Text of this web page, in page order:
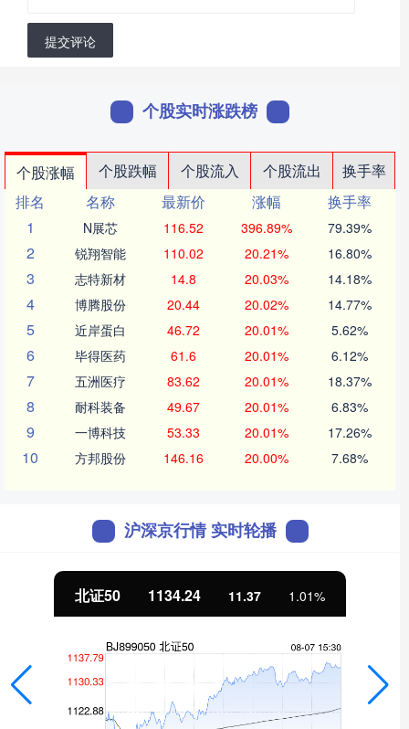
提交评论
个股实时涨跌榜
个股涨幅 个股跌幅 个股流入 个股流出
换手率
排名
名称 最新价 涨幅
换手率
1
N展芯 116.52 396.89% 79.39%
2 锐翔智能 110.02 20.21% 16.80%
3 志特新材 14.8 20.03% 14.18%
4 博腾股份 20.44 20.02% 14.77%
5 近岸蛋白 46.72 20.01% 5.62%
6 毕得医药 61.6 20.01% 6.12%
7 五洲医疗 83.62 20.01% 18.37%
8 耐科装备 49.67 20.01% 6.83%
9 一博科技 53.33 20.01% 17.26%
10 方邦股份 146.16 20.00% 7.68%
沪深京行情 实时轮播
北证50 1134.24 11.37 1.01%